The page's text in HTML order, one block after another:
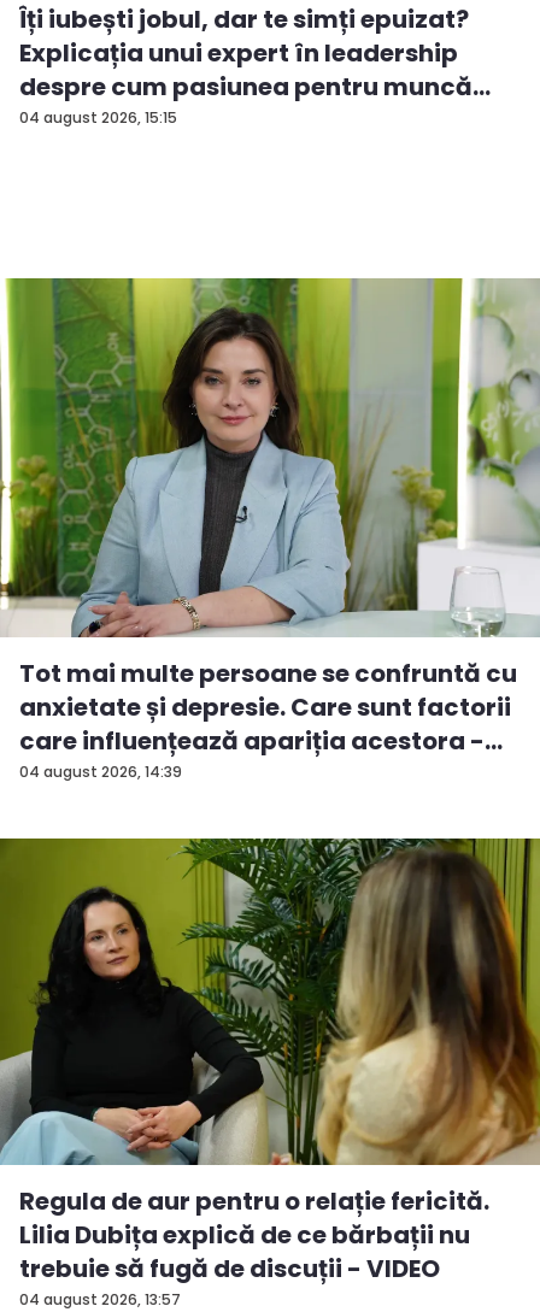
04 august 2026, 15:15
Îți iubești jobul, dar te simți epuizat?
Explicația unui expert în leadership
despre cum pasiunea pentru muncă
po...
04 august 2026, 14:39
Tot mai multe persoane se confruntă cu
anxietate și depresie. Care sunt factorii
care influențează apariția acestora -
V...
04 august 2026, 13:57
Regula de aur pentru o relație fericită.
Lilia Dubița explică de ce bărbații nu
trebuie să fugă de discuții - VIDEO